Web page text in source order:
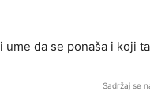
ume da se ponaša i koji
Sadržaj se